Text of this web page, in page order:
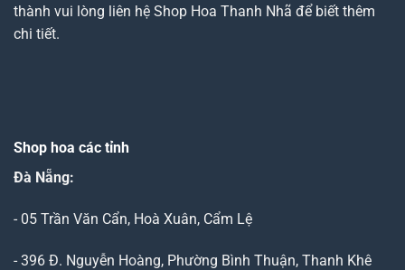
thành vui lòng liên hệ Shop Hoa Thanh Nhã để biết thêm
chi tiết.
Shop hoa các tỉnh
Đà Nẵng:
- 05 Trần Văn Cẩn, Hoà Xuân, Cẩm Lệ
- 396 Đ. Nguyễn Hoàng, Phường Bình Thuận, Thanh Khê